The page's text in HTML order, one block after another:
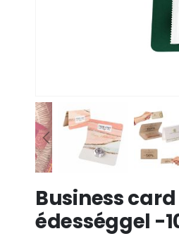
a
képgaléria
elejére
Business card
édességgel -